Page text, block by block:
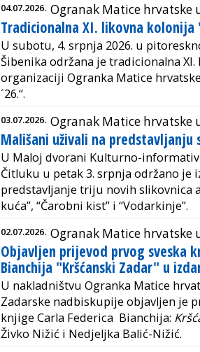
04.07.2026. Ogranak Matice hrvatske
Tradicionalna XI. likovna
U subotu, 4. srpnja 2026. u
Šibenika održana je tradicionalna
organizaciji Ogranka Matice
´26.“.
03.07.2026. Ogranak Matice hrvatske
Mališani uživali na predstavljanju
U Maloj dvorani Kulturno-
Čitluku u petak 3. srpnja održano
predstavljanje triju novih slikovnica
kuća”, “Čarobni kist” i “Vodarkinje”.
02.07.2026. Ogranak Matice hrvatske
Objavljen prijevod prvog sveska
Bianchija "Kršćanski Zadar" u
U nakladništvu Ogranka Matice
Zadarske nadbiskupije objavljen je
knjige Carla Federica Bianchija:
Živko Nižić i Nedjeljka Balić-Nižić.